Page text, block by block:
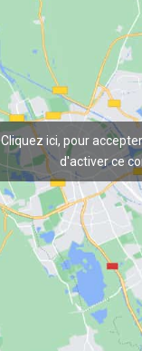
Cliquez ici, pour
d'activer ce